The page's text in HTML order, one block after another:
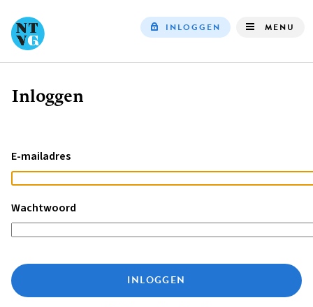
INLOGGEN MENU
Kruimelpad
Inloggen
E-mailadres
Wachtwoord
INLOGGEN